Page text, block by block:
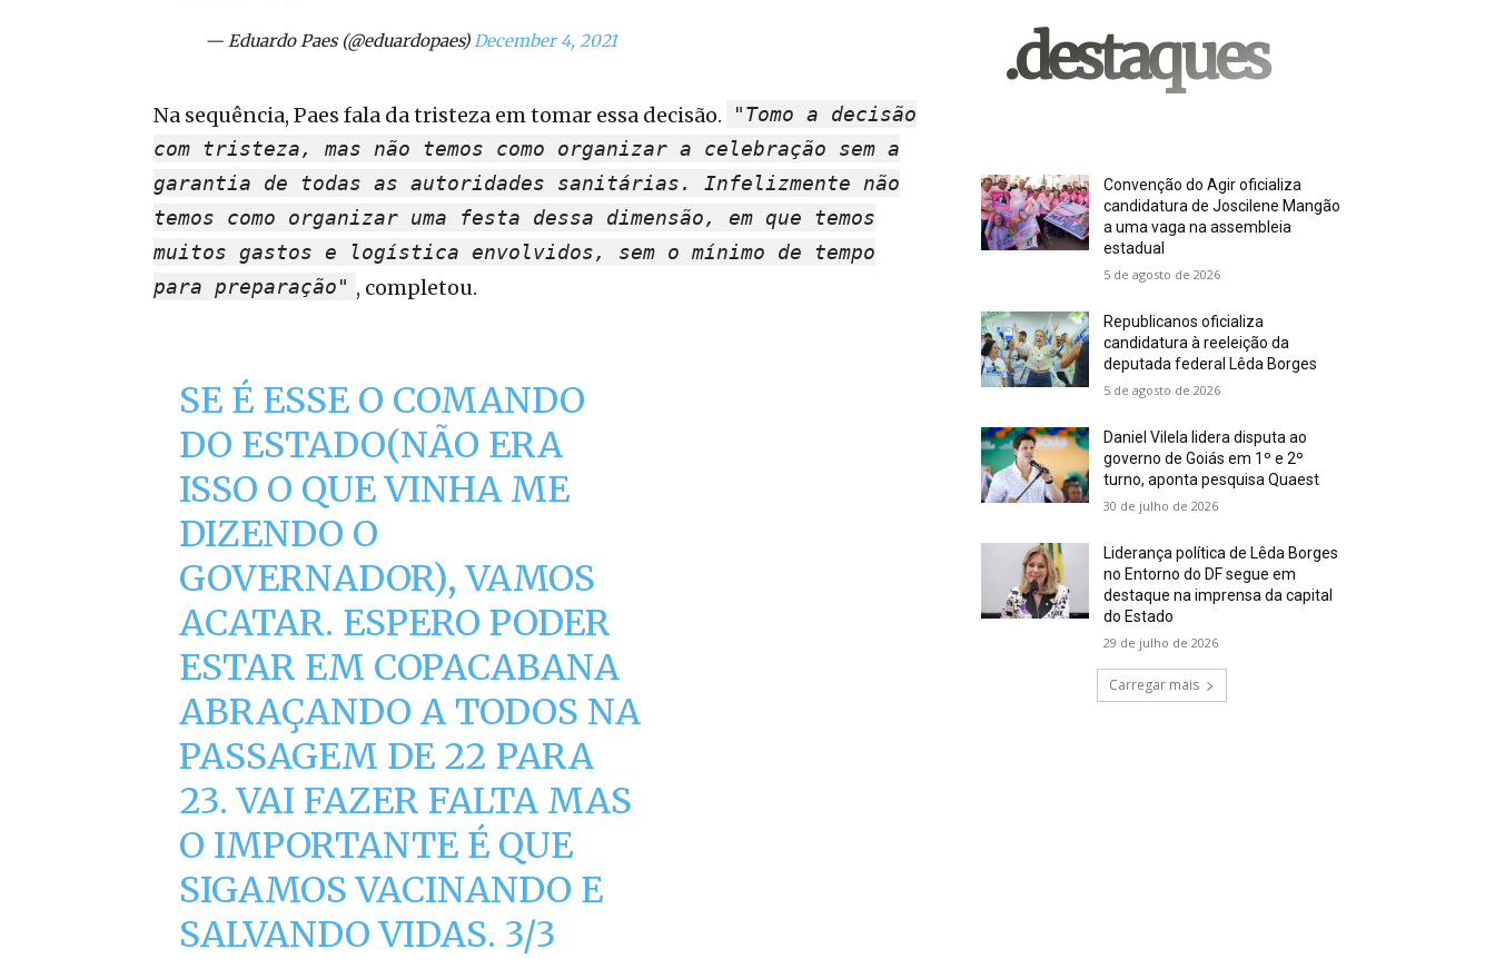
— Eduardo Paes (@eduardopaes)December 4, 2021
Na sequência, Paes fala da tristeza em tomar essa decisão.
"Tomo a decisão
com tristeza, mas não temos como organizar a celebração sem a
garantia de todas as autoridades sanitárias. Infelizmente não
temos como organizar uma festa dessa dimensão, em que temos
muitos gastos e logística envolvidos, sem o mínimo de tempo
para preparação" , completou.
SE É ESSE O COMANDO
DO ESTADO(NÃO ERA
ISSO O QUE VINHA ME
DIZENDO O
GOVERNADOR), VAMOS
ACATAR. ESPERO PODER
ESTAR EM COPACABANA
ABRAÇANDO A TODOS NA
PASSAGEM DE 22 PARA
23. VAI FAZER FALTA MAS
O IMPORTANTE É QUE
SIGAMOS VACINANDO E
SALVANDO VIDAS. 3/3
.destaques
Convenção do Agir oficializa
candidatura de Joscilene Mangão
a uma vaga na assembleia
estadual
5 de agosto de 2026
Republicanos oficializa
candidatura à reeleição da
deputada federal Lêda Borges
5 de agosto de 2026
Daniel Vilela lidera disputa ao
governo de Goiás em 1º e 2º
turno, aponta pesquisa Quaest
30 de julho de 2026
Liderança política de Lêda Borges
no Entorno do DF segue em
destaque na imprensa da capital
do Estado
29 de julho de 2026
Carregar mais